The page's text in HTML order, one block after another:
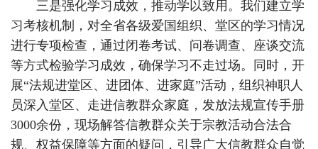
三是强化学习成效，推动学以致用。我们建立学
习考核机制，对全省各级爱国组织、堂区的学习情况
进行专项检查，通过闭卷考试、问卷调查、座谈交流
等方式检验学习成效，确保学习不走过场。同时，开
展“法规进堂区、进团体、进家庭”活动，组织神职人
员深入堂区、走进信教群众家庭，发放法规宣传手册
3000余份，现场解答信教群众关于宗教活动合法合
规、权益保障等方面的疑问，引导广大信教群众自觉